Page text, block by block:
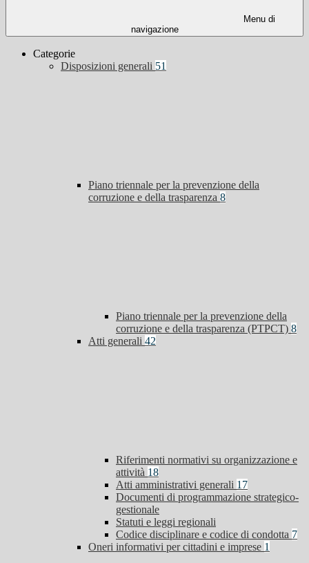
Menu di
navigazione
Categorie
Disposizioni generali 51
Piano triennale per la prevenzione della
corruzione e della trasparenza 8
Piano triennale per la prevenzione della
corruzione e della trasparenza (PTPCT) 8
Atti generali 42
Riferimenti normativi su organizzazione e
attività 18
Atti amministrativi generali 17
Documenti di programmazione strategico-
gestionale
Statuti e leggi regionali
Codice disciplinare e codice di condotta 7
Oneri informativi per cittadini e imprese 1